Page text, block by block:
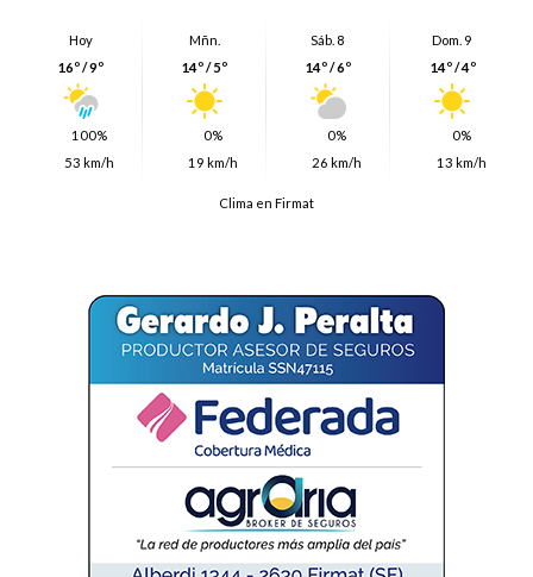
Hoy
16º / 9º
100%
53 km/h
Mñn.
14º / 5º
0%
19 km/h
Sáb. 8
14º / 6º
0%
26 km/h
Dom. 9
14º / 4º
0%
13 km/h
Clima en Firmat